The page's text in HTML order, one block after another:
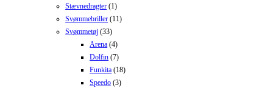
Stævnedragter (1)
Svømmebriller (11)
Svømmetøj (33)
Arena (4)
Dolfin (7)
Funkita (18)
Speedo (3)